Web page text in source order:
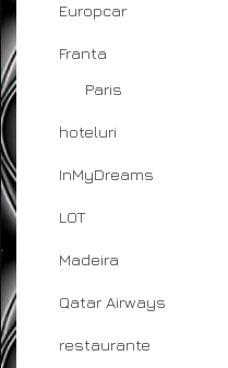
Europcar
Franta
Paris
hoteluri
InMyDreams
LOT
Madeira
Qatar Airways
restaurante